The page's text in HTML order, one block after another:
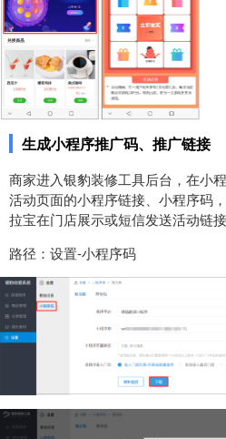
生成小程序推广码、推广链接
商家进入银豹装修工具后台，在小
活动页面的小程序链接、小程序码
拉宝在门店展示或短信发送活动链接
路径：设置-小程序码